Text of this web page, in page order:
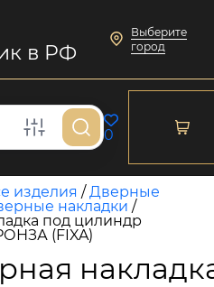
в РФ
Выберите
город
0
изделия /Дверные
накладки /
под цилиндр
(FIXA)